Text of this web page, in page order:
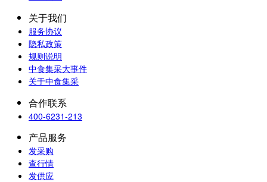
关于我们
服务协议
隐私政策
规则说明
中食集采大事件
关于中食集采
合作联系
400-6231-213
产品服务
发采购
查行情
发供应